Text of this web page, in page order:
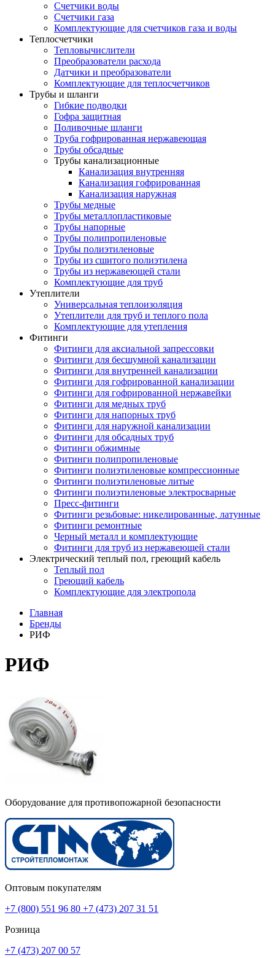
Счетчики воды
Счетчики газа
Комплектующие для счетчиков газа и воды
Теплосчетчики
Тепловычислители
Преобразователи расхода
Датчики и преобразователи
Комплектующие для теплосчетчиков
Трубы и шланги
Гибкие подводки
Гофра защитная
Поливочные шланги
Труба гофрированная нержавеющая
Трубы обсадные
Трубы канализационные
Канализация внутренняя
Канализация гофрированная
Канализация наружная
Трубы медные
Трубы металлопластиковые
Трубы напорные
Трубы полипропиленовые
Трубы полиэтиленовые
Трубы из сшитого полиэтилена
Трубы из нержавеющей стали
Комплектующие для труб
Утеплители
Универсальная теплоизоляция
Утеплители для труб и теплого пола
Комплектующие для утепления
Фитинги
Фитинги для аксиальной запрессовки
Фитинги для бесшумной канализации
Фитинги для внутренней канализации
Фитинги для гофрированной канализации
Фитинги для гофрированной нержавейки
Фитинги для медных труб
Фитинги для напорных труб
Фитинги для наружной канализации
Фитинги для обсадных труб
Фитинги обжимные
Фитинги полипропиленовые
Фитинги полиэтиленовые компрессионные
Фитинги полиэтиленовые литые
Фитинги полиэтиленовые электросварные
Пресс-фитинги
Фитинги резьбовые: никелированные, латунные
Фитинги ремонтные
Черный металл и комплектующие
Фитинги для труб из нержавеющей стали
Электрический теплый пол, греющий кабель
Теплый пол
Греющий кабель
Комплектующие для электропола
Главная
Бренды
РИФ
РИФ
Оборудование для противопожарной безопасности
Оптовым покупателям
+7 (800) 551 96 80 +7 (473) 207 31 51
Розница
+7 (473) 207 00 57